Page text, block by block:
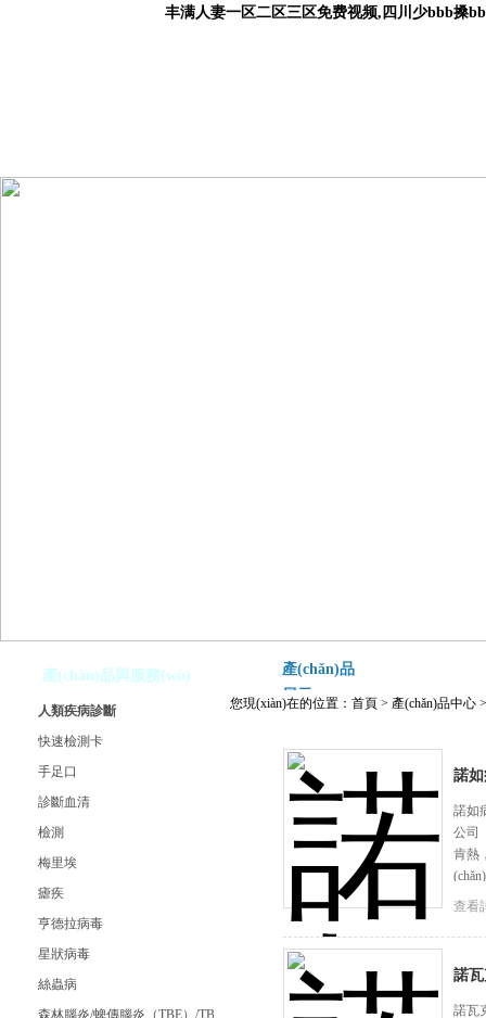
丰满人妻一区二区三区免费视频,四川少bbb搡
產(chǎn)品與服務(wù)
人類疾病診斷
快速檢測卡
手足口
診斷血清
檢測
梅里埃
瘧疾
亨德拉病毒
星狀病毒
絲蟲病
森林腦炎/蜱傳腦炎（TBE）/TBE Virus IgG試劑盒
產(chǎn)品
展示
您現(xiàn)在的位置： 首頁 > 產(chǎn)品中心
諾
諾如
公司
肯熱
查看
諾
諾瓦